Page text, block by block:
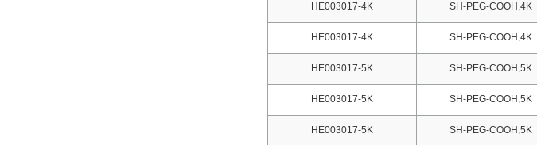
HE003017-4K SH-PEG-COOH,4K
HE003017-4K SH-PEG-COOH,4K
HE003017-5K SH-PEG-COOH,5K
HE003017-5K SH-PEG-COOH,5K
HE003017-5K SH-PEG-COOH,5K